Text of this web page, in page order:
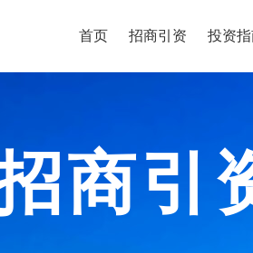
首页 招商引资 投资
商引